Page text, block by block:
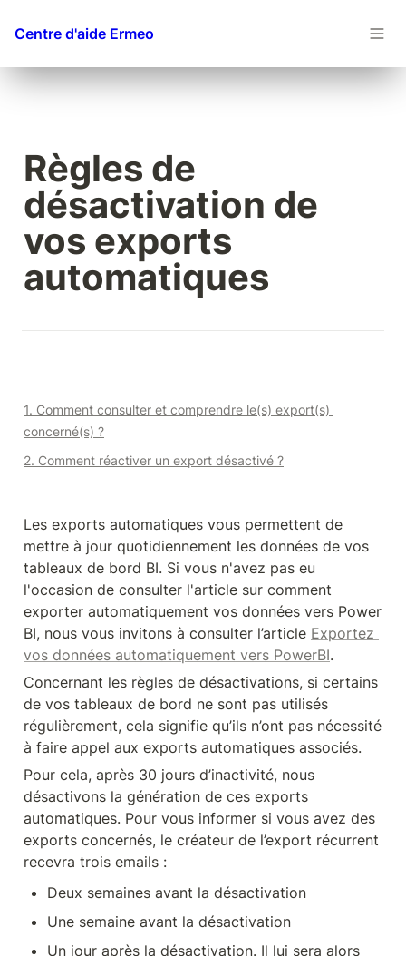
Centre d'aide Ermeo
Règles de
désactivation de
vos exports
automatiques
1. Comment consulter et comprendre le(s) export(s)
concerné(s) ?
2. Comment réactiver un export désactivé ?
Les exports automatiques vous permettent de
mettre à jour quotidiennement les données de vos
tableaux de bord BI. Si vous n'avez pas eu
l'occasion de consulter l'article sur comment
exporter automatiquement vos données vers Power
BI, nous vous invitons à consulter l’article Exportez
vos données automatiquement vers PowerBI.
Concernant les règles de désactivations, si certains
de vos tableaux de bord ne sont pas utilisés
régulièrement, cela signifie qu’ils n’ont pas nécessité
à faire appel aux exports automatiques associés.
Pour cela, après 30 jours d’inactivité, nous
désactivons la génération de ces exports
automatiques. Pour vous informer si vous avez des
exports concernés, le créateur de l’export récurrent
recevra trois emails :
Deux semaines avant la désactivation
Une semaine avant la désactivation
Un jour après la désactivation. Il lui sera alors